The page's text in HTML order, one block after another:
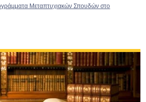
Μεταπτυχιακών Σπουδών στο